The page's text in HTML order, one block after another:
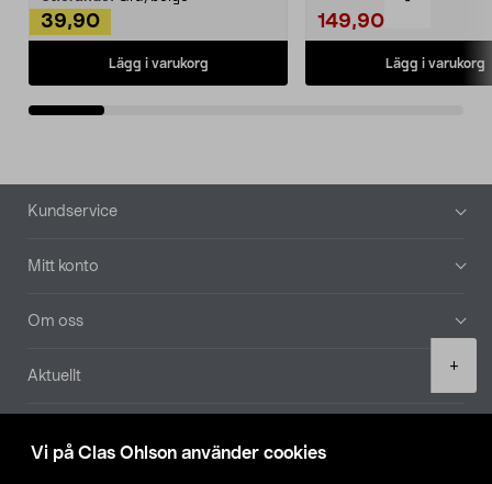
Vi på Clas Ohlson använder cookies
+
39,90
Lägg i varukorg
149,90
Lägg i varukorg
Sidfot
Kundservice
Mitt konto
Om oss
Aktuellt